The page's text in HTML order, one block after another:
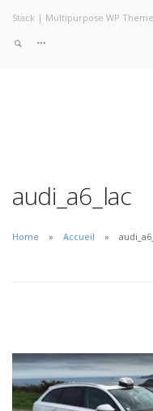
Stack | Multipurpose WP
audi_a6_lac
Home Accueil